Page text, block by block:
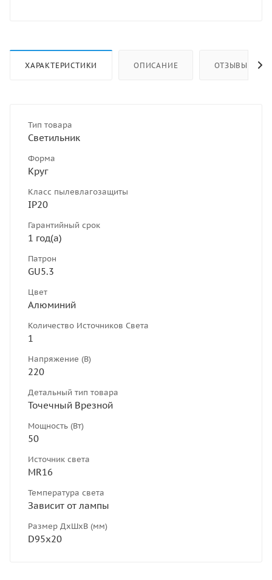
ХАРАКТЕРИСТИКИ ОПИСАНИЕ ОТЗЫВЫ
Тип товара
Светильник
Форма
Круг
Класс пылевлагозащиты
IP20
Гарантийный срок
1 год(а)
Патрон
GU5.3
Цвет
Алюминий
Количество Источников Света
1
Напряжение (В)
220
Детальный тип товара
Точечный Врезной
Мощность (Вт)
50
Источник света
MR16
Температура света
Зависит от лампы
Размер ДхШхВ (мм)
D95х20